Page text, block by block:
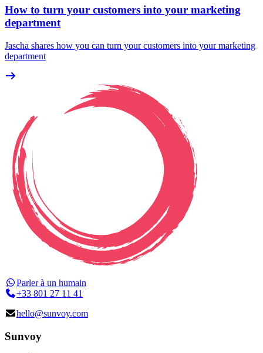
How to turn your customers into your marketing
department
Jascha shares how you can turn your customers into your marketing
department
Parler à un humain
+33 801 27 11 41
hello@sunvoy.com
Sunvoy